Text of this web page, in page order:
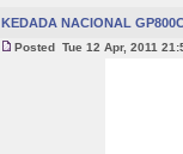
KEDADA NACIONAL
Posted Tue 12 Apr, 2011